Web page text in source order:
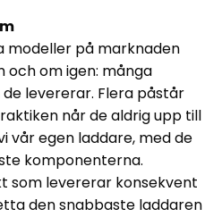
modeller på marknaden
och om igen: många
levererar. Flera påstår
når de aldrig upp till
vår egen laddare, med de
komponenterna.
som levererar konsekvent
den snabbaste laddaren